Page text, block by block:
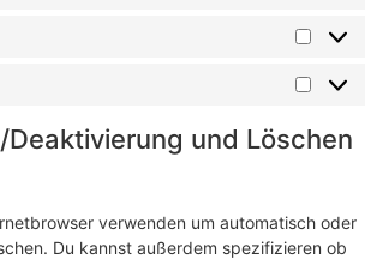
und Löschen
verwenden um automatisch oder
Du kannst außerdem spezifizieren ob